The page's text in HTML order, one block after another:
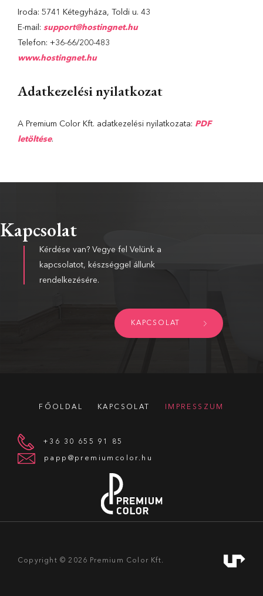
Iroda: 5741 Kétegyháza, Toldi u. 43
E-mail: support@hostingnet.hu
Telefon: +36-66/200-483
www.hostingnet.hu
Adatkezelési nyilatkozat
A Premium Color Kft. adatkezelési nyilatkozata: PDF
letöltése.
Kapcsolat
Kérdése van? Vegye fel Velünk a
kapcsolatot, készséggel állunk
rendelkezésére.
KAPCSOLAT
FŐOLDAL KAPCSOLAT IMPRESSZUM
+36 30 655 91 85
papp@premiumcolor.hu
Copyright © 2026 Premium Color Kft.